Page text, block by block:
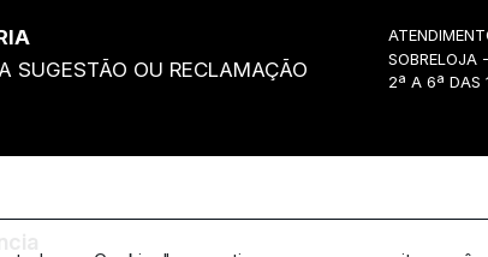
SUGESTÃO OU RECLAMAÇÃO
2ª A 6ª DAS